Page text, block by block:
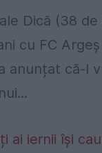
Dică (38 de
cu FC Argeș
anunțat că-l